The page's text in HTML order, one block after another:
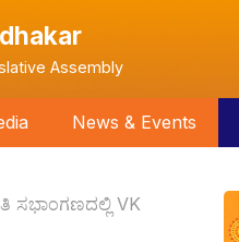
Assembly
News & Events
ಸಭಾಂಗಣದಲ್ಲಿ VK